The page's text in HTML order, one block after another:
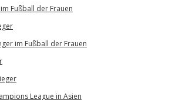
Fußball der Frauen
im Fußball der Frauen
League in Asien